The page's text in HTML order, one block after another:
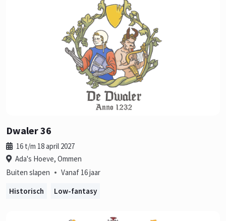
Dwaler 36
16 t/m 18 april 2027
Ada's Hoeve, Ommen
Buiten slapen • Vanaf 16 jaar
Historisch
Low-fantasy